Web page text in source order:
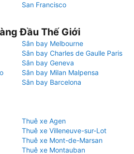
San Francisco
Đầu Thế Giới
Sân bay Melbourne
Sân bay Charles de Gaulle Paris
Sân bay Geneva
Sân bay Milan Malpensa
Sân bay Barcelona
Thuê xe Agen
Thuê xe Villeneuve-sur-Lot
Thuê xe Mont-de-Marsan
Thuê xe Montauban